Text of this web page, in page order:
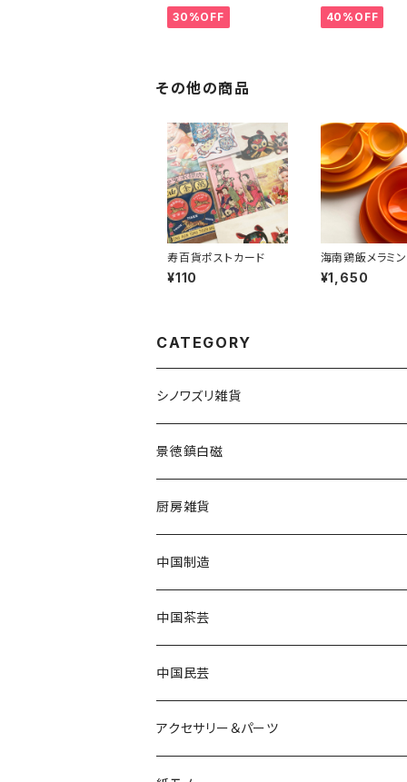
30%OFF 40%OFF
その他の商品
寿百貨ポストカード
¥110
海南鶏飯メラミ
ト
¥1,650
CATEGORY
シノワズリ雑貨
景徳鎮白磁
厨房雑貨
中国制造
中国茶芸
中国民芸
アクセサリー＆パーツ